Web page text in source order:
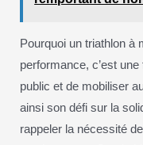
Pourquoi un triathlon à
performance, c’est une
public et de mobiliser
ainsi son défi sur la
rappeler la nécessité